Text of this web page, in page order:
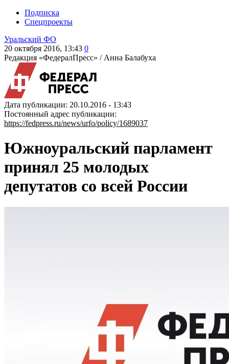
Подписка
Спецпроекты
Уральский ФО
20 октября 2016, 13:43 0
Редакция «ФедералПресс» / Анна Балабуха
Дата публикации: 20.10.2016 - 13:43
Постоянный адрес публикации:
https://fedpress.ru/news/urfo/policy/1689037
Южноуральский парламент
принял 25 молодых
депутатов со всей России